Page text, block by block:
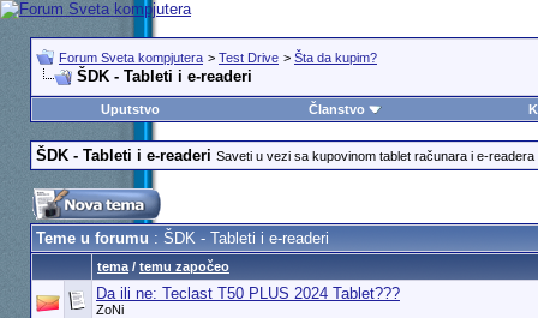
Forum Sveta kompjutera > Test Drive > Šta da kupim?
ŠDK - Tableti i e-readeri
Uputstvo Članstvo
ŠDK - Tableti i e-readeri Saveti u vezi sa kupovinom tablet računara i e-readera
Teme u forumu: ŠDK - Tableti i e-readeri
tema/ temu započeo
Da ili ne: Teclast T50 PLUS 2024 Tablet???
ZoNi